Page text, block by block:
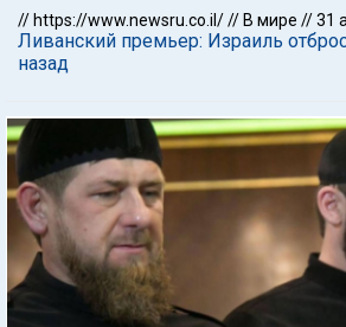
// https://www.newsru.co.il/// В мире //31
Ливанский премьер: Израиль
назад